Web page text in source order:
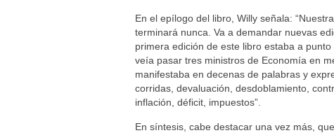
En el epílogo del libro, Willy señala:
terminará nunca. Va a demandar nuevas
primera edición de este libro estaba a
veía pasar tres ministros de Economía en
manifestaba en decenas de palabras y
corridas, devaluación, desdoblamiento,
inflación, déficit, impuestos”.
En síntesis, cabe destacar una vez más,